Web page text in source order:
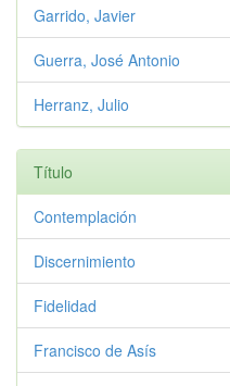
Garrido, Javier
Guerra, José Antonio
Herranz, Julio
Título
Contemplación
Discernimiento
Fidelidad
Francisco de Asís